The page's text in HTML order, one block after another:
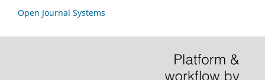
Open Journal Systems